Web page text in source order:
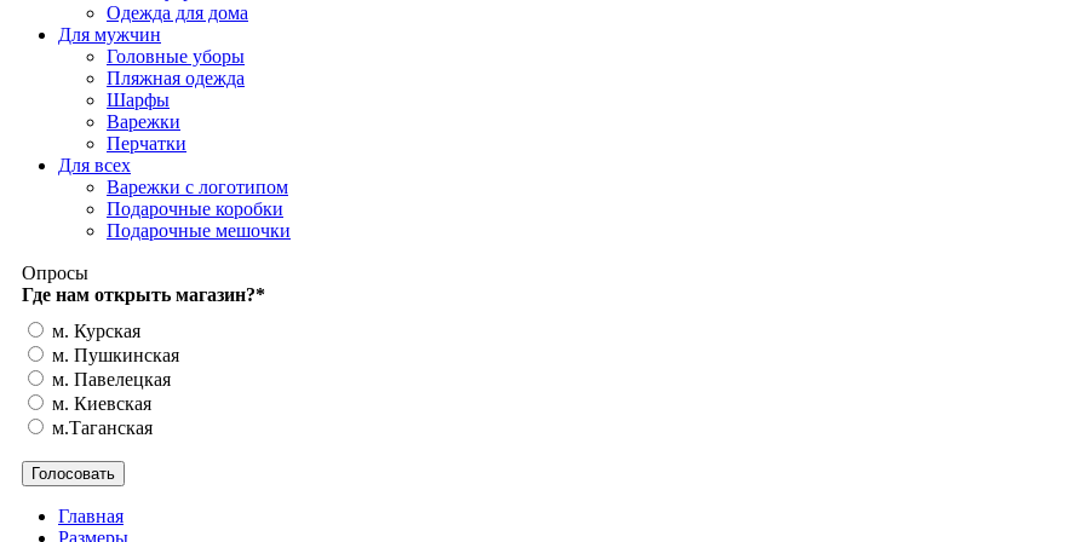
Одежда для дома
Для мужчин
Головные уборы
Пляжная одежда
Шарфы
Варежки
Перчатки
Для всех
Варежки с логотипом
Подарочные коробки
Подарочные мешочки
Опросы
Где нам открыть магазин?*
м. Курская
м. Пушкинская
м. Павелецкая
м. Киевская
м.Таганская
Главная
Размеры